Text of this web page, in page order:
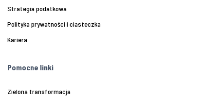
Strategia podatkowa
Polityka prywatności i ciasteczka
Kariera
Pomocne linki
Zielona transformacja